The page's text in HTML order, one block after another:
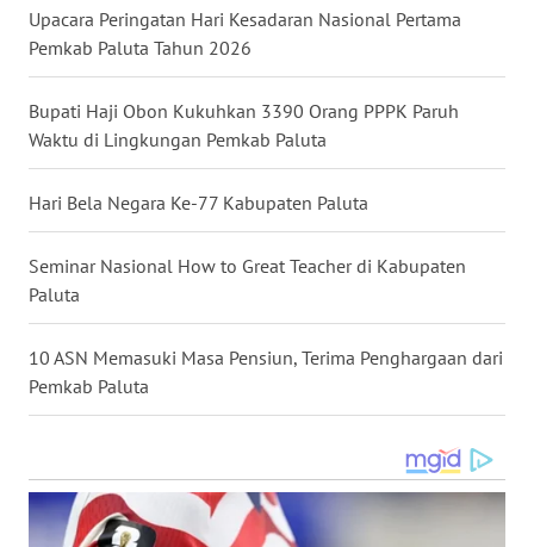
Upacara Peringatan Hari Kesadaran Nasional Pertama
Pemkab Paluta Tahun 2026
Bupati Haji Obon Kukuhkan 3390 Orang PPPK Paruh
Waktu di Lingkungan Pemkab Paluta
Hari Bela Negara Ke-77 Kabupaten Paluta
Seminar Nasional How to Great Teacher di Kabupaten
Paluta
10 ASN Memasuki Masa Pensiun, Terima Penghargaan dari
Pemkab Paluta
SIMALUNGUN
LABUHANBATU
WN
TAPANULI
WN DELI
WN
TEBING
WN
PAKPAK